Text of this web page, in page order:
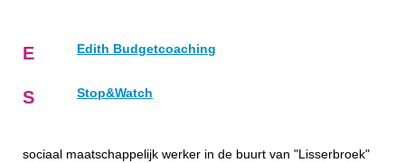
E Edith Budgetcoaching
S Stop&Watch
sociaal maatschappelijk werker in de buurt van "Lisserbroek"